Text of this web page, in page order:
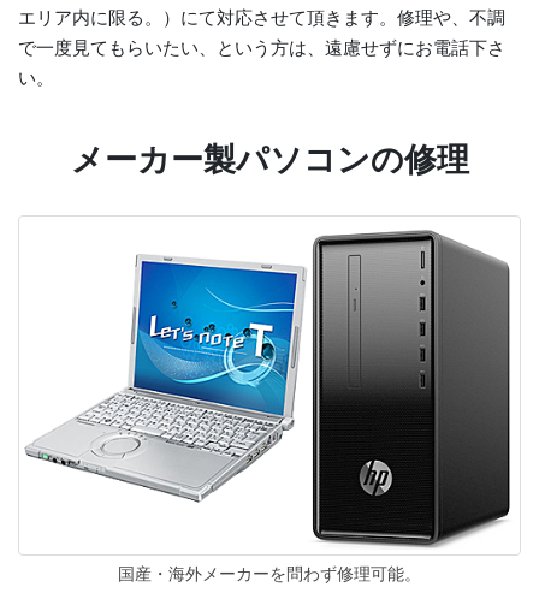
エリア内に限る。）にて対応させて頂きます。修理や、不調
で一度見てもらいたい、という方は、遠慮せずにお電話下さ
い。
メーカー製パソコンの修理
国産・海外メーカーを問わず修理可能。